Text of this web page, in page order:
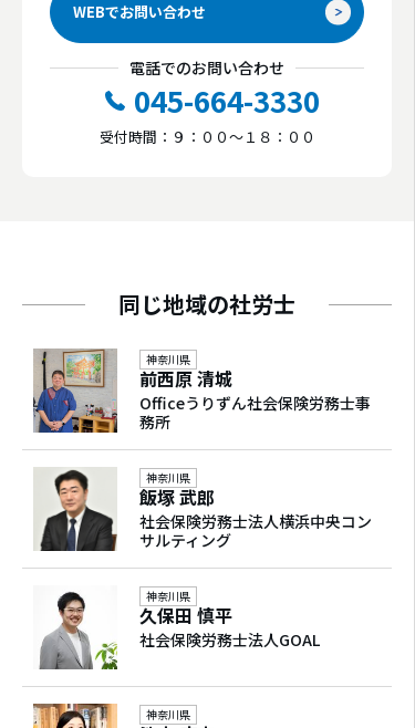
一番得意な分野
派遣・紹介許可
関係、賃上げ、労働時間・休暇制度、ジョブ
型人事、ハラスメント対策、高齢者雇用、障
害者雇用、外国人雇用、女性活躍推進、派
遣・紹介許可、採用・求人、人材確保・定
着、研修、教育訓練、リスキリング、労務監
査、健康経営、ワークライフバランス、出
産・育児と仕事の両立支援、介護と仕事の両
立支援
対応可能業界
小売業、卸売業、飲食業、ＩＴ関連業、サー
ビス業、製造業、建設業、運輸業、医療、介
護福祉業、人材派遣業、金融、保険業、教育
業、不動産業、農林漁業、その他
あり
一人親方組合 （特別加入） 対応
建設業、運送業
多言語対応
WEBでお問い合わせ
電話でのお問い合わせ
045-664-3330
受付時間：９：００～１８：００
同じ地域の社労士
前西原 清城
神奈川県
Officeうりずん社会保険労務士事
務所
飯塚 武郎
神奈川県
社会保険労務士法人横浜中央コン
サルティング
久保田 慎平
神奈川県
社会保険労務士法人GOAL
神奈川県